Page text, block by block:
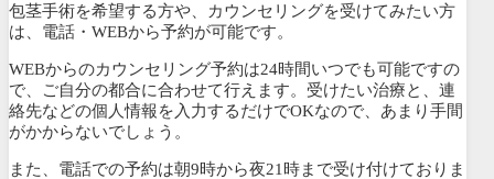
包茎手術を希望する方や、カウンセリングを受けてみたい方
は、電話・WEBから予約が可能です。
WEBからのカウンセリング予約は24時間いつでも可能ですの
で、ご自分の都合に合わせて行えます。受けたい治療と、連
絡先などの個人情報を入力するだけでOKなので、あまり手間
がかからないでしょう。
また、電話での予約は朝9時から夜21時まで受け付けておりま